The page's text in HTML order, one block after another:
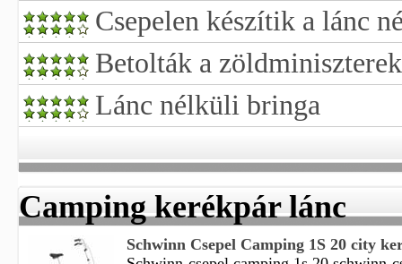
Csepelen készítik a lánc
Betolták a
Lánc nélküli bringa
Camping kerékpár lánc
Schwinn Csepel Camping 1S 20 city